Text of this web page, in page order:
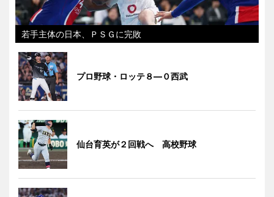
若手主体の日本、ＰＳＧに完敗
プロ野球・ロッテ８―０西武
仙台育英が２回戦へ 高校野球